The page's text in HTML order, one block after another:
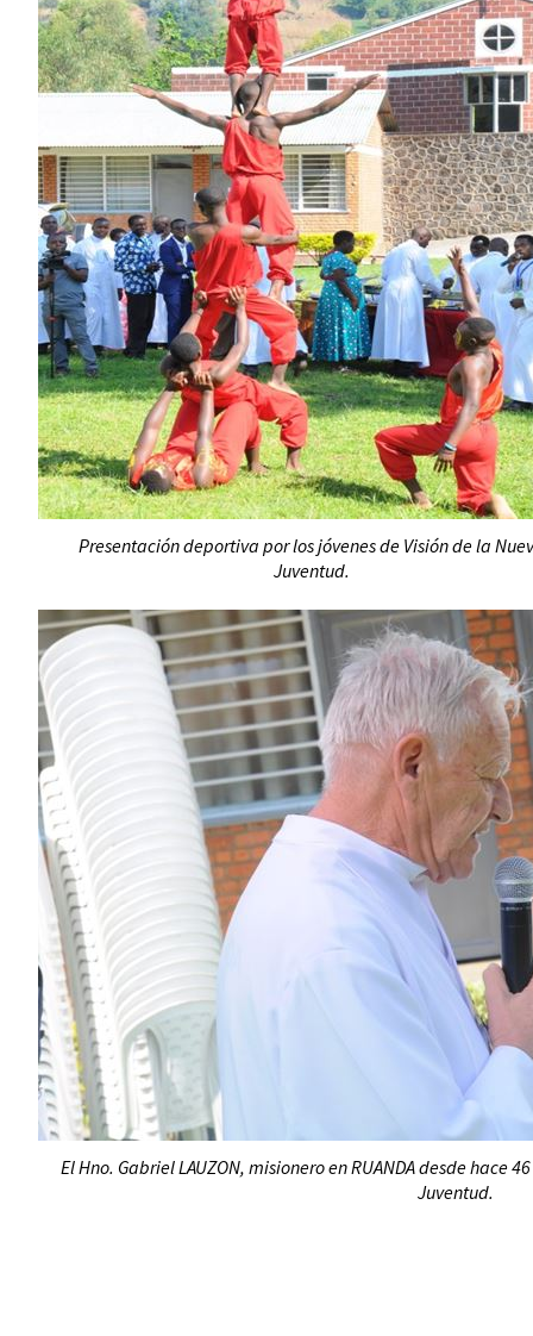
Presentación deportiva por los jóvenes de Visión de la
Juventud.
El Hno. Gabriel LAUZON, misionero en RUANDA desde hace
Juventud.